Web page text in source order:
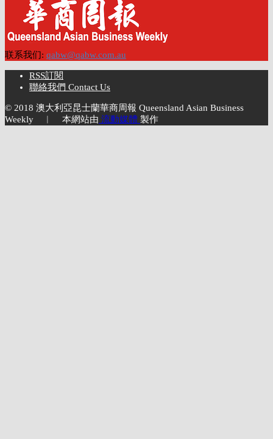
联系我们: qabw@qabw.com.au
RSS訂閱
聯絡我們 Contact Us
© 2018 澳大利亞昆士蘭華商周報 Queensland Asian Business
Weekly ︱ 本網站由 流動媒體 製作